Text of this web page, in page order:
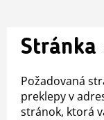
Stránka
Požadovaná
preklepy v
stránok, ktorá